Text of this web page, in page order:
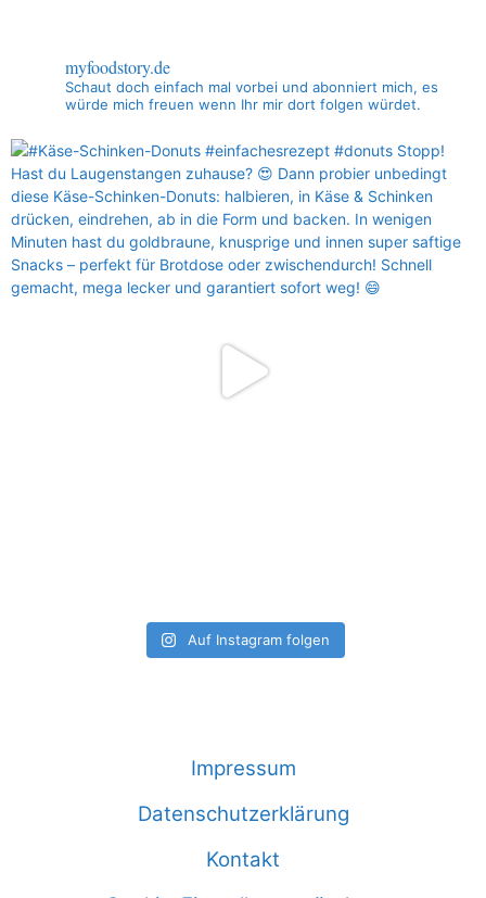
myfoodstory.de
Schaut doch einfach mal vorbei und abonniert mich, es
würde mich freuen wenn Ihr mir dort folgen würdet.
Auf Instagram folgen
Impressum
Datenschutzerklärung
Kontakt